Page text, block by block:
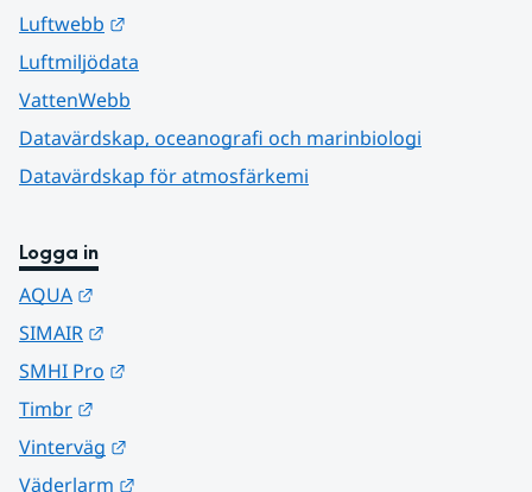
Luftwebb
Luftmiljödata
VattenWebb
Datavärdskap, oceanografi och marinbiologi
Datavärdskap för atmosfärkemi
Logga in
AQUA
SIMAIR
SMHI Pro
Timbr
Vinterväg
Väderlarm